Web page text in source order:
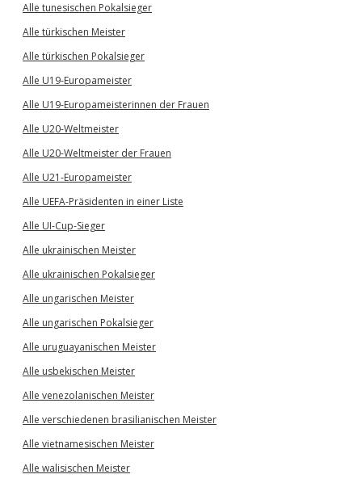
Alle tunesischen Pokalsieger
Alle türkischen Meister
Alle türkischen Pokalsieger
Alle U19-Europameister
Alle U19-Europameisterinnen der Frauen
Alle U20-Weltmeister
Alle U20-Weltmeister der Frauen
Alle U21-Europameister
Alle UEFA-Präsidenten in einer Liste
Alle UI-Cup-Sieger
Alle ukrainischen Meister
Alle ukrainischen Pokalsieger
Alle ungarischen Meister
Alle ungarischen Pokalsieger
Alle uruguayanischen Meister
Alle usbekischen Meister
Alle venezolanischen Meister
Alle verschiedenen brasilianischen Meister
Alle vietnamesischen Meister
Alle walisischen Meister